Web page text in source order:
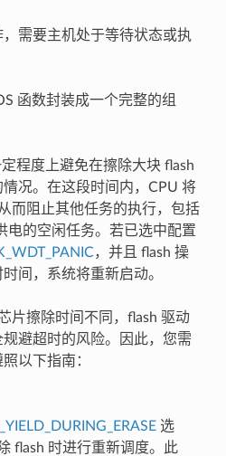
需要主机处于等待状态或执
函数封装成一个完整的组
程度上避免在擦除大块 flash
况。在这段时间内，CPU 将
而阻止其他任务的执行，包括
电的空闲任务。若已选中配置
，并且 flash 操
间，系统将重新启动。
片擦除时间不同，flash 驱动
避超时的风险。因此，您需
以下指南：
选
flash 时进行重新调度。此